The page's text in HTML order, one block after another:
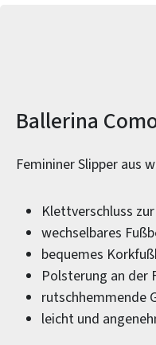
Ballerina
Femininer Slipper aus
Klettverschluss
wechselbares
bequemes
Polsterung an der
rutschhemmende
leicht und